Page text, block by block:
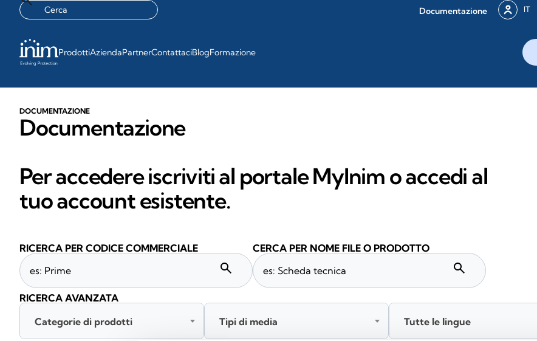
Documentazione IT
ProdottiAziendaPartnerContattaciBlogFormazione
DOCUMENTAZIONE
Documentazione
Per accedere iscriviti al portale MyInim o accedi al
tuo account esistente.
RICERCA PER CODICE COMMERCIALE
search
CERCA PER NOME FILE O PRODOTTO
search
RICERCA AVANZATA
Categorie di prodotti
Tipi di media Tutte le lingue